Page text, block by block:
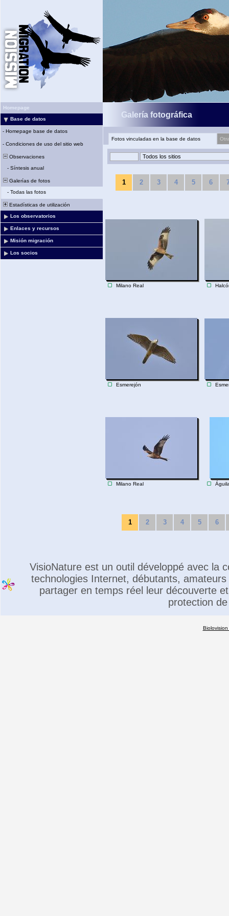
Homepage
Base de datos
- Homepage base de datos
- Condiciones de uso del sitio web
Observaciones
- Síntesis anual
Galerías de fotos
- Todas las fotos
Estadísticas de utilización
Los observatorios
Enlaces y recursos
Misión migración
Los socios
Galería fotográfica
Fotos vinculadas en la base de datos
1 2 3 4 5 6
Milano Real
Esmerejón
Milano Real
1 2 3 4 5 6
VisioNature est un outil développé avec la
technologies Internet, débutants,
partager en temps réel leur découverte
protection
Biolovision